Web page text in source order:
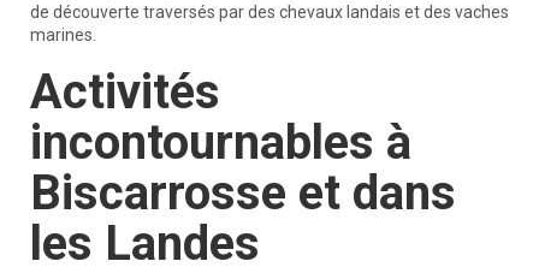
de découverte traversés par des chevaux landais et des vaches
marines.
Activités
incontournables à
Biscarrosse et dans
les Landes